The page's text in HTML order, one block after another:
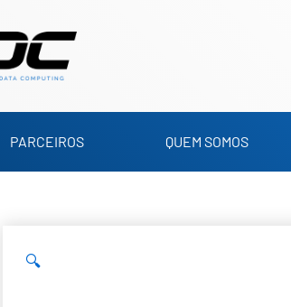
PARCEIROS QUEM SOMOS
🔍